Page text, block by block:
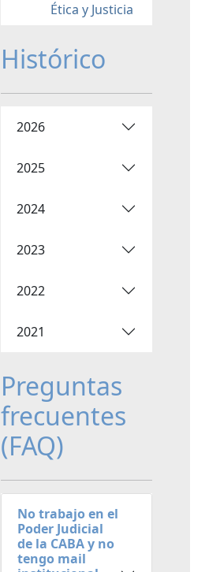
Ética y Justicia
Histórico
2026
2025
2024
2023
2022
2021
Preguntas
frecuentes
(FAQ)
No trabajo en el
Poder Judicial
de la CABA y no
tengo mail